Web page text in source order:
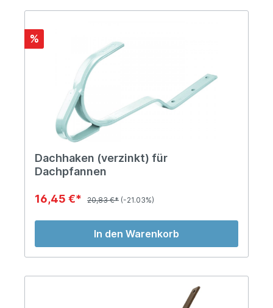
%
Dachhaken (verzinkt) für
Dachpfannen
16,45 €* 20,83 €* (-21.03%)
In den Warenkorb